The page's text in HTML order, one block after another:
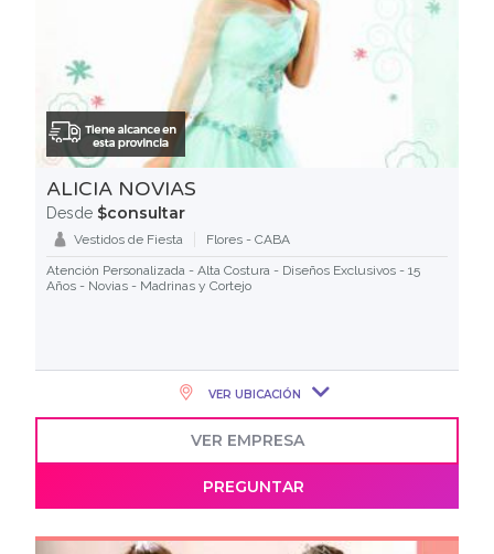
ALICIA NOVIAS
Desde $consultar
Vestidos de Fiesta
Flores - CABA
Atención Personalizada - Alta Costura - Diseños Exclusivos - 15
Años - Novias - Madrinas y Cortejo
VER UBICACIÓN
VER EMPRESA
PREGUNTAR